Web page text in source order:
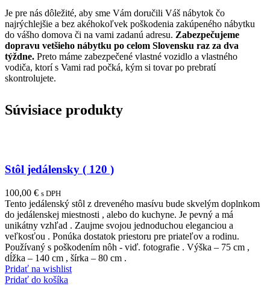
Je pre nás dôležité, aby sme Vám doručili Váš nábytok čo
najrýchlejšie a bez akéhokoľvek poškodenia zakúpeného nábytku
do vášho domova či na vami zadanú adresu. Zabezpečujeme
dopravu vetšieho nábytku po celom Slovensku raz za dva
týždne. Preto máme zabezpečené vlastné vozidlo a vlastného
vodiča, ktorí s Vami rad počká, kým si tovar po prebratí
skontrolujete.
Súvisiace produkty
Stôl jedálensky ( 120 )
100,00 € s DPH
Tento jedálenský stôl z dreveného masívu bude skvelým doplnkom
do jedálenskej miestnosti , alebo do kuchyne. Je pevný a má
unikátny vzhľad . Zaujme svojou jednoduchou eleganciou a
veľkosťou . Ponúka dostatok priestoru pre priateľov a rodinu.
Používaný s poškodením nôh - viď. fotografie . Výška – 75 cm ,
dĺžka – 140 cm , šírka – 80 cm .
Pridať na wishlist
Pridať do košíka